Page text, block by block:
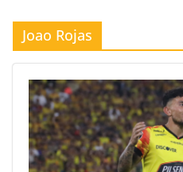
Joao Rojas